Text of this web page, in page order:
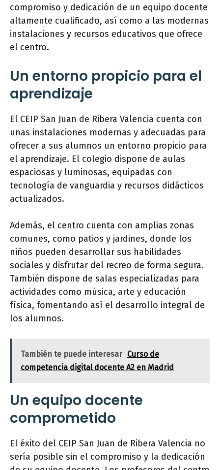
compromiso y dedicación de un equipo docente
altamente cualificado, así como a las modernas
instalaciones y recursos educativos que ofrece
el centro.
Un entorno propicio para el
aprendizaje
El CEIP San Juan de Ribera Valencia cuenta con
unas instalaciones modernas y adecuadas para
ofrecer a sus alumnos un entorno propicio para
el aprendizaje. El colegio dispone de aulas
espaciosas y luminosas, equipadas con
tecnología de vanguardia y recursos didácticos
actualizados.
Además, el centro cuenta con amplias zonas
comunes, como patios y jardines, donde los
niños pueden desarrollar sus habilidades
sociales y disfrutar del recreo de forma segura.
También dispone de salas especializadas para
actividades como música, arte y educación
física, fomentando así el desarrollo integral de
los alumnos.
También te puede interesar Curso de
competencia digital docente A2 en Madrid
Un equipo docente
comprometido
El éxito del CEIP San Juan de Ribera Valencia no
sería posible sin el compromiso y la dedicación